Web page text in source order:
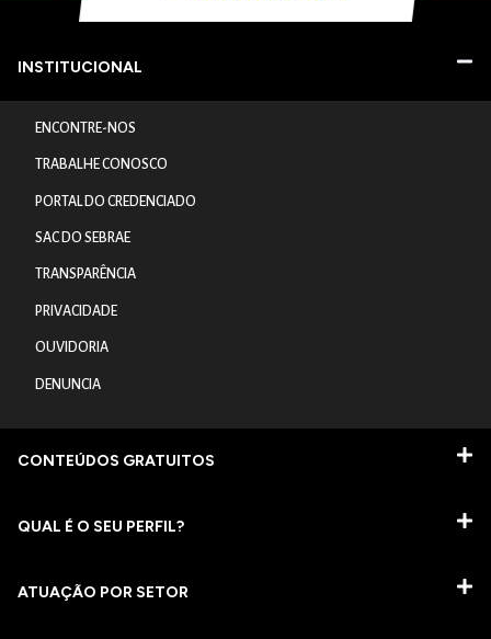
INSTITUCIONAL
ENCONTRE-NOS
TRABALHE CONOSCO
PORTAL DO CREDENCIADO
SAC DO SEBRAE
TRANSPARÊNCIA
PRIVACIDADE
OUVIDORIA
DENUNCIA
CONTEÚDOS GRATUITOS
QUAL É O SEU PERFIL?
ATUAÇÃO POR SETOR